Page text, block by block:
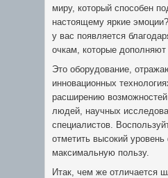
миру, который способен
настоящему яркие
у вас появляется
очкам, которые
Это оборудование,
инновационных
расширению
людей, научных
специалистов.
отметить высокий
максимальную пользу.
Итак, чем же отличается